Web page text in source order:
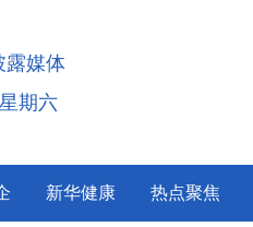
露媒体
期六
新华健康 热点聚焦